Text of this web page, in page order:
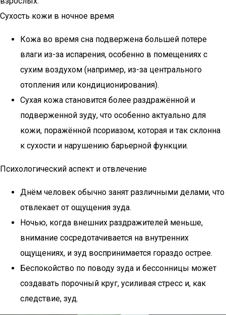
Сухость кожи в ночное время
Кожа во время сна подвержена большей потере
влаги из-за испарения, особенно в помещениях с
сухим воздухом (например, из-за центрального
отопления или кондиционирования).
Сухая кожа становится более раздражённой и
подверженной зуду, что особенно актуально для
кожи, поражённой псориазом, которая и так склонна
к сухости и нарушению барьерной функции.
Психологический аспект и отвлечение
Днём человек обычно занят различными делами, что
отвлекает от ощущения зуда.
Ночью, когда внешних раздражителей меньше,
внимание сосредотачивается на внутренних
ощущениях, и зуд воспринимается гораздо острее.
Беспокойство по поводу зуда и бессонницы может
создавать порочный круг, усиливая стресс и, как
следствие, зуд.